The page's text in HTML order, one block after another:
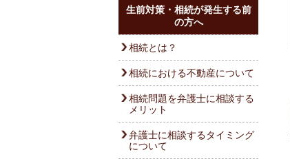
生前対策・相続が発生する前
の方へ
相続とは？
相続における不動産について
相続問題を弁護士に相談する
メリット
弁護士に相談するタイミング
について